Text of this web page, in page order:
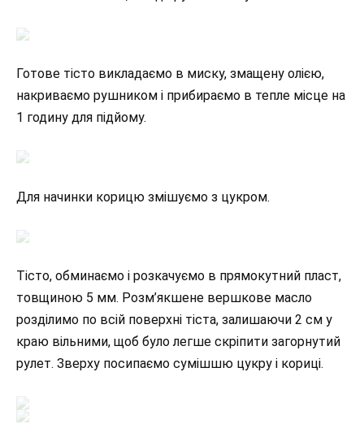
Готове тісто викладаємо в миску, змащену олією,
накриваємо рушником і прибираємо в тепле місце на
1 годину для підйому.
Для начинки корицю змішуємо з цукром.
Тісто, обминаємо і розкачуємо в прямокутний пласт,
товщиною 5 мм. Розм’якшене вершкове масло
розділимо по всій поверхні тіста, залишаючи 2 см у
краю вільними, щоб було легше скріпити загорнутий
рулет. Зверху посипаємо сумішшю цукру і кориці.